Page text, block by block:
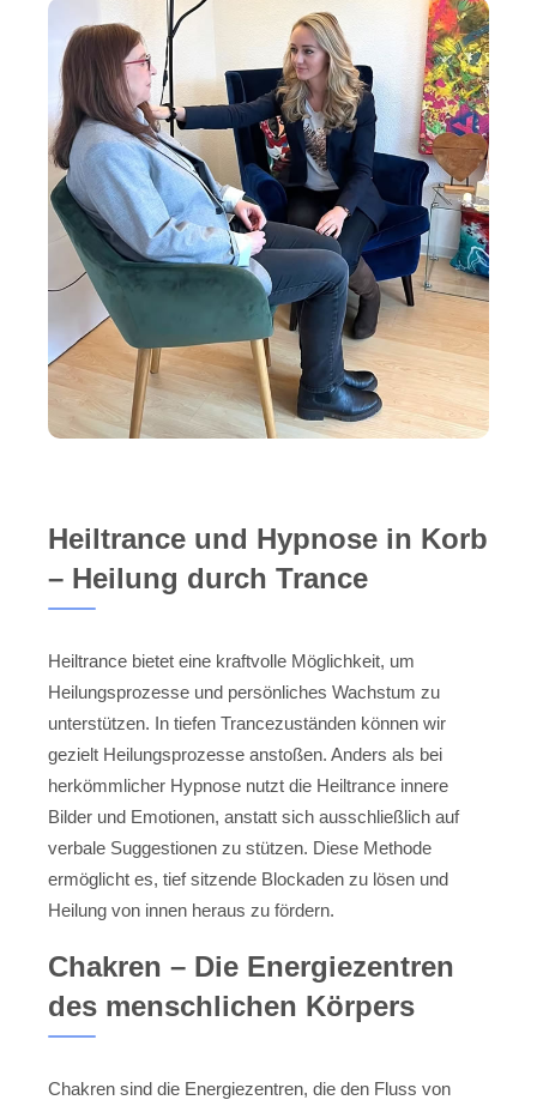
Heiltrance und Hypnose in Korb
– Heilung durch Trance
Heiltrance bietet eine kraftvolle Möglichkeit, um
Heilungsprozesse und persönliches Wachstum zu
unterstützen. In tiefen Trancezuständen können wir
gezielt Heilungsprozesse anstoßen. Anders als bei
herkömmlicher Hypnose nutzt die Heiltrance innere
Bilder und Emotionen, anstatt sich ausschließlich auf
verbale Suggestionen zu stützen. Diese Methode
ermöglicht es, tief sitzende Blockaden zu lösen und
Heilung von innen heraus zu fördern.
Chakren – Die Energiezentren
des menschlichen Körpers
Chakren sind die Energiezentren, die den Fluss von